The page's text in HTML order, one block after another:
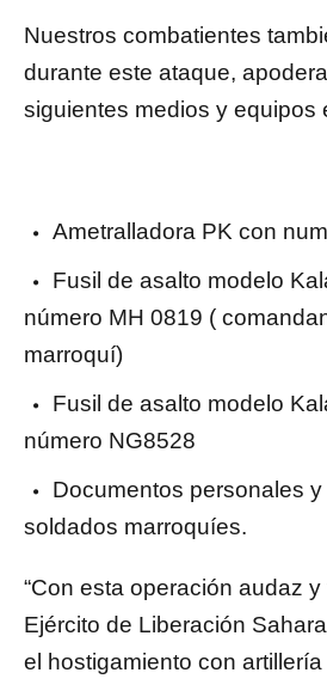
Nuestros combatientes
durante este ataque,
siguientes medios y equipos
Ametralladora PK con
Fusil de asalto modelo
número MH 0819 (
marroquí)
Fusil de asalto modelo
número NG8528
Documentos personales
soldados marroquíes.
“Con esta operación audaz y
Ejército de Liberación
el hostigamiento con